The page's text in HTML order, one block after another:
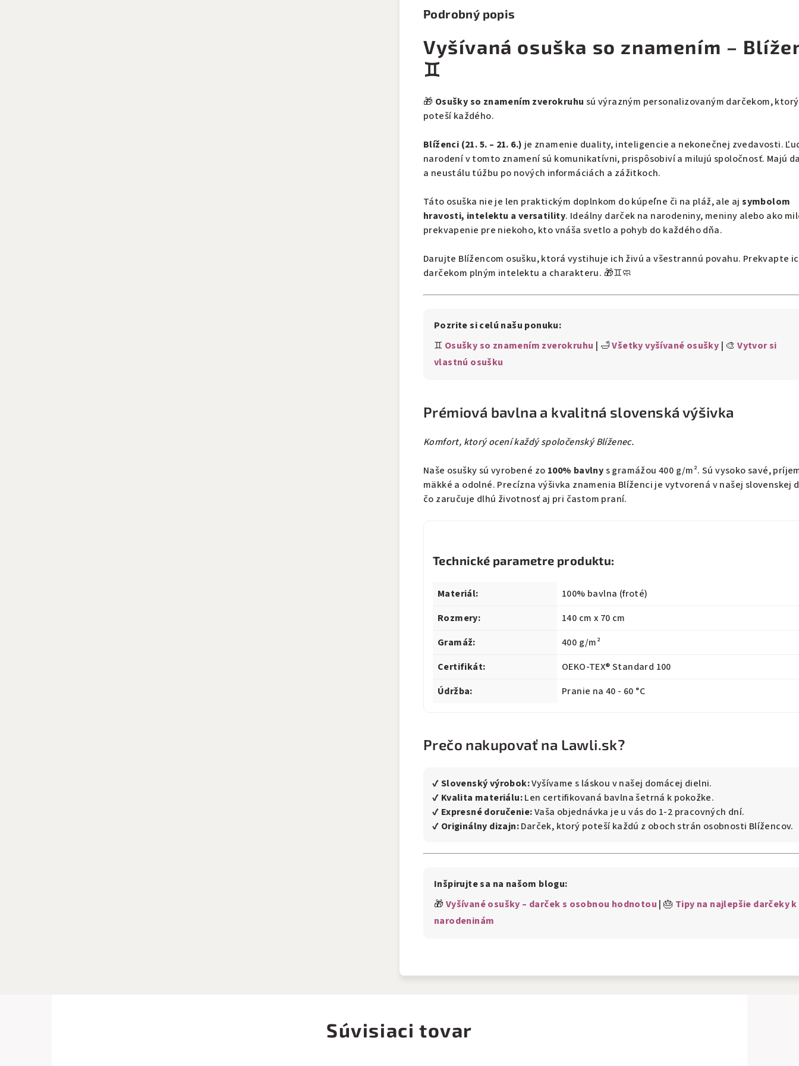
Podrobný popis
Vyšívaná osuška so znamením –
♊
🎁 Osušky so znamením zverokruhu sú výrazným personalizovaným darčekom, ktorý
poteší každého.
Blíženci (21. 5. – 21. 6.) je znamenie duality, inteligencie a nekonečnej zvedavosti.
narodení v tomto znamení sú komunikatívni, prispôsobiví a milujú spoločnosť. Majú
a neustálu túžbu po nových informáciách a zážitkoch.
Táto osuška nie je len praktickým doplnkom do kúpeľne či na pláž, ale ajsymbolom
hravosti, intelektu a versatility. Ideálny darček na narodeniny, meniny alebo ako
prekvapenie pre niekoho, kto vnáša svetlo a pohyb do každého dňa.
Darujte Blížencom osušku, ktorá vystihuje ich živú a všestrannú povahu. Prekvapte
darčekom plným intelektu a charakteru. 🎁♊🧼
Pozrite si celú našu ponuku:
♊ Osušky so znamením zverokruhu | 🛁Všetky vyšívané osušky | 🎨Vytvor si
vlastnú osušku
Prémiová bavlna a kvalitná slovenská výšivka
Komfort, ktorý ocení každý spoločenský Blíženec.
Naše osušky sú vyrobené zo 100% bavlnys gramážou 400 g/m². Sú vysoko savé,
mäkké a odolné. Precízna výšivka znamenia Blíženci je vytvorená v našej slovenskej
čo zaručuje dlhú životnosť aj pri častom praní.
Technické parametre produktu:
Materiál:
100% bavlna (froté)
Rozmery:
140 cm x 70 cm
Gramáž:
400 g/m²
Certifikát:
OEKO-TEX® Standard 100
Údržba:
Pranie na 40 - 60 °C
Prečo nakupovať na Lawli.sk?
✔Slovenský výrobok:Vyšívame s láskou v našej domácej dielni.
✔ Kvalita materiálu:Len certifikovaná bavlna šetrná k pokožke.
✔ Expresné doručenie:Vaša objednávka je u vás do 1-2 pracovných dní.
✔ Originálny dizajn:Darček, ktorý poteší každú z oboch strán osobnosti Blížencov.
Inšpirujte sa na našom blogu:
🎁 Vyšívané osušky – darček s osobnou hodnotou | 🎂 Tipy na najlepšie darčeky k
narodeninám
Súvisiaci tovar